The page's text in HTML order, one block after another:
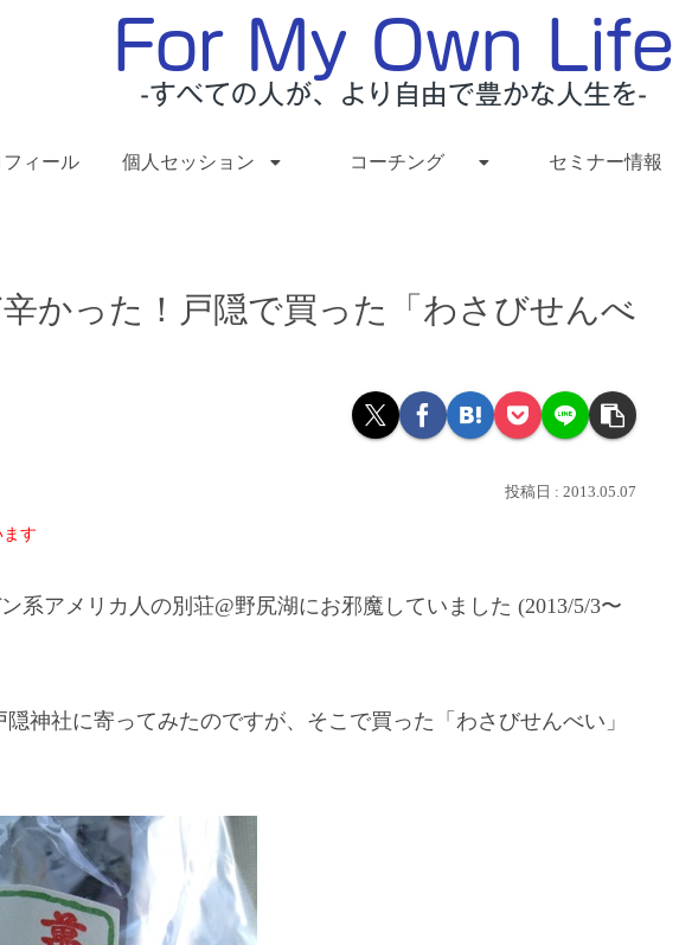
ィール 個人セッション コーチング セミナー情報
かった！戸隠で買った「わさびせんべ
2013.05.07
す
系アメリカ人の別荘@野尻湖にお邪魔していました (2013/5/3〜
神社に寄ってみたのですが、そこで買った「わさびせんべい」